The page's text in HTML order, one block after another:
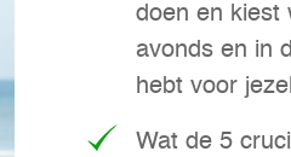
doen en kiest
avonds en in
hebt voor
Wat de 5